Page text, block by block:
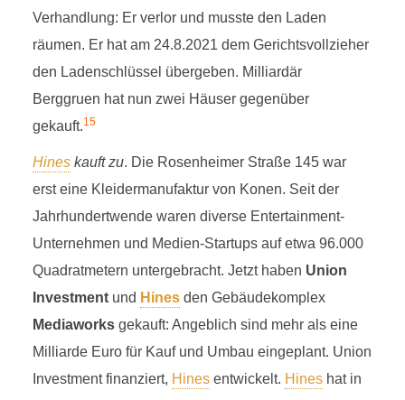
Verhandlung: Er verlor und musste den Laden
räumen. Er hat am 24.8.2021 dem Gerichtsvollzieher
den Ladenschlüssel übergeben. Milliardär
Berggruen hat nun zwei Häuser gegenüber
gekauft.15
Hineskauft zu. Die Rosenheimer Straße 145 war
erst eine Kleidermanufaktur von Konen. Seit der
Jahrhundertwende waren diverse Entertainment-
Unternehmen und Medien-Startups auf etwa 96.000
Quadratmetern untergebracht. Jetzt haben Union
Investmentund Hinesden Gebäudekomplex
Mediaworksgekauft: Angeblich sind mehr als eine
Milliarde Euro für Kauf und Umbau eingeplant. Union
Investment finanziert, Hinesentwickelt. Hineshat in